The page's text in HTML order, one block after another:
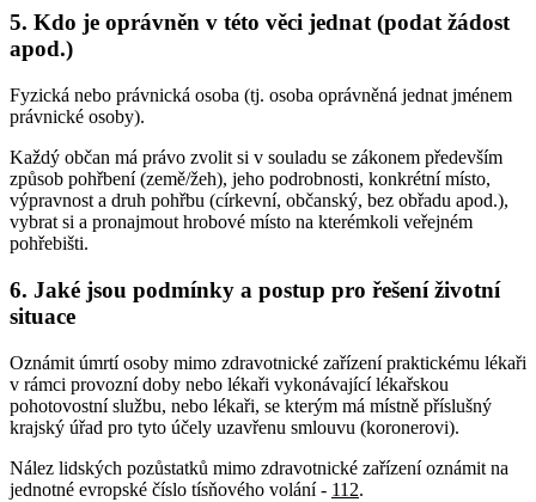
5. Kdo je oprávněn v této věci jednat (podat žádost
apod.)
Fyzická nebo právnická osoba (tj. osoba oprávněná jednat jménem
právnické osoby).
Každý občan má právo zvolit si v souladu se zákonem především
způsob pohřbení (země/žeh), jeho podrobnosti, konkrétní místo,
výpravnost a druh pohřbu (církevní, občanský, bez obřadu apod.),
vybrat si a pronajmout hrobové místo na kterémkoli veřejném
pohřebišti.
6. Jaké jsou podmínky a postup pro řešení životní
situace
Oznámit úmrtí osoby mimo zdravotnické zařízení praktickému lékaři
v rámci provozní doby nebo lékaři vykonávající lékařskou
pohotovostní službu, nebo lékaři, se kterým má místně příslušný
krajský úřad pro tyto účely uzavřenu smlouvu (koronerovi).
Nález lidských pozůstatků mimo zdravotnické zařízení oznámit na
jednotné evropské číslo tísňového volání - 112.